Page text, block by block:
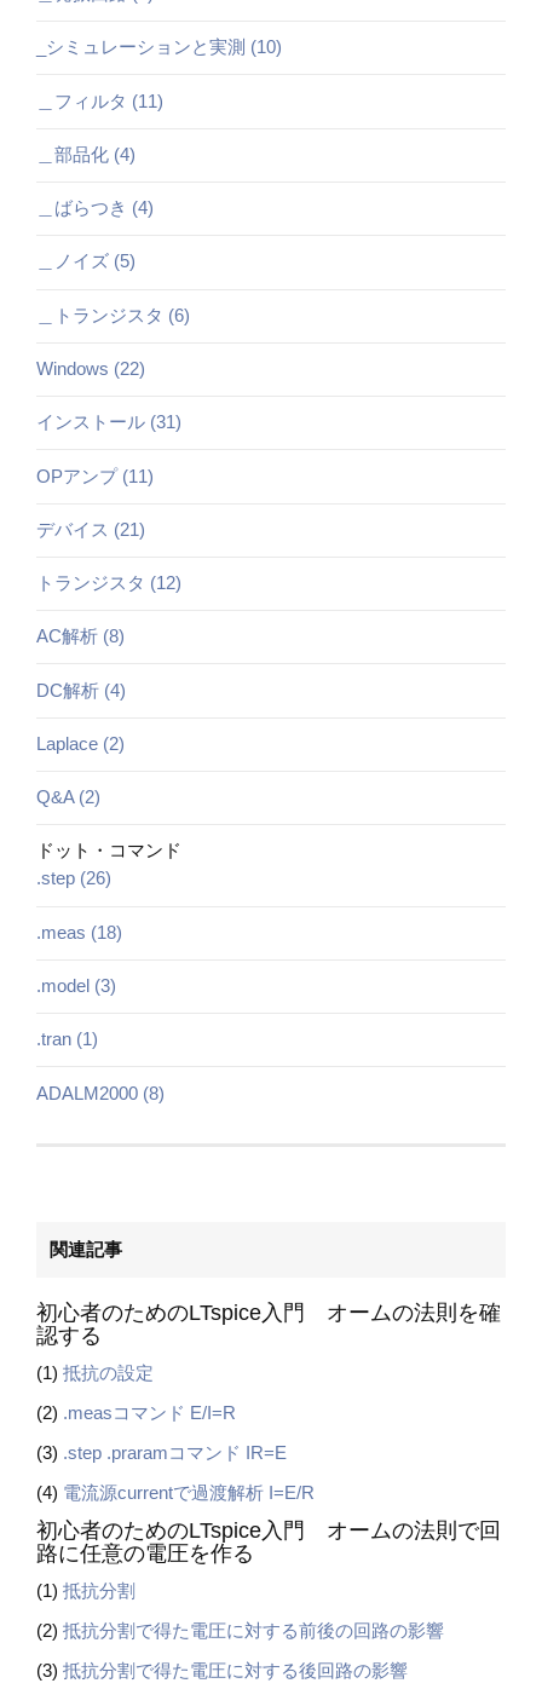
_シミュレーションと実測 (10)
＿フィルタ (11)
＿部品化 (4)
＿ばらつき (4)
＿ノイズ (5)
＿トランジスタ (6)
Windows (22)
インストール (31)
OPアンプ (11)
デバイス (21)
トランジスタ (12)
AC解析 (8)
DC解析 (4)
Laplace (2)
Q&A (2)
ドット・コマンド
.step (26)
.meas (18)
.model (3)
.tran (1)
ADALM2000 (8)
関連記事
初心者のためのLTspice入門 オームの法則を確
認する
(1) 抵抗の設定
(2) .measコマンド E/I=R
(3) .step .praramコマンド IR=E
(4) 電流源currentで過渡解析 I=E/R
初心者のためのLTspice入門 オームの法則で回
路に任意の電圧を作る
(1) 抵抗分割
(2) 抵抗分割で得た電圧に対する前後の回路の影響
(3) 抵抗分割で得た電圧に対する後回路の影響